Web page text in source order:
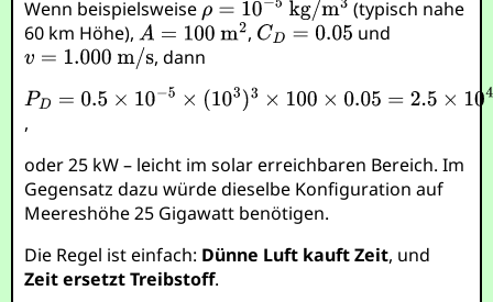
Wenn beispielsweise
(typisch nahe
60 km Höhe),
,
und
, dann
,
oder 25 kW – leicht im solar erreichbaren Bereich. Im
Gegensatz dazu würde dieselbe Konfiguration auf
Meereshöhe 25 Gigawatt benötigen.
Die Regel ist einfach: Dünne Luft kauft Zeit, und
Zeit ersetzt Treibstoff.